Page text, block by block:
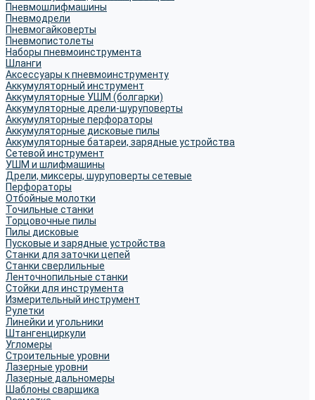
Пневмошлифмашины
Пневмодрели
Пневмогайковерты
Пневмопистолеты
Наборы пневмоинструмента
Шланги
Аксессуары к пневмоинструменту
Аккумуляторный инструмент
Аккумуляторные УШМ (болгарки)
Аккумуляторные дрели-шуруповерты
Аккумуляторные перфораторы
Аккумуляторные дисковые пилы
Аккумуляторные батареи, зарядные устройства
Сетевой инструмент
УШМ и шлифмашины
Дрели, миксеры, шуруповерты сетевые
Перфораторы
Отбойные молотки
Точильные станки
Торцовочные пилы
Пилы дисковые
Пусковые и зарядные устройства
Станки для заточки цепей
Станки сверлильные
Ленточнопильные станки
Стойки для инструмента
Измерительный инструмент
Рулетки
Линейки и угольники
Штангенциркули
Угломеры
Строительные уровни
Лазерные уровни
Лазерные дальномеры
Шаблоны сварщика